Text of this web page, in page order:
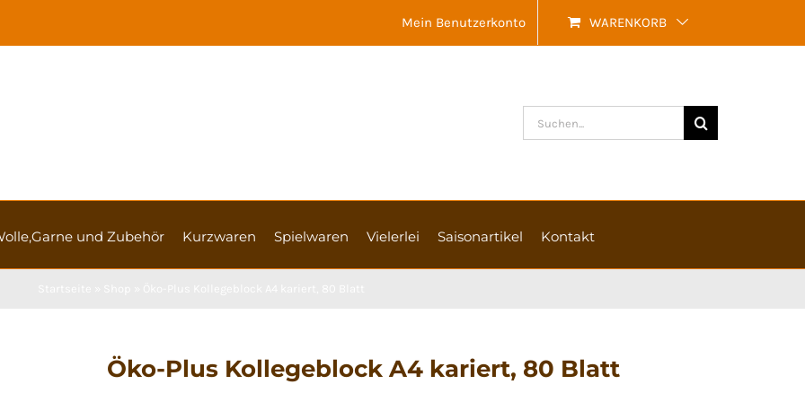
Mein Benutzerkonto WARENKORB
Suche
nach:
und Zubehör Kurzwaren Spielwaren Vielerlei Saisonartikel Kontakt
Öko-Plus Kollegeblock A4 kariert, 80 Blatt